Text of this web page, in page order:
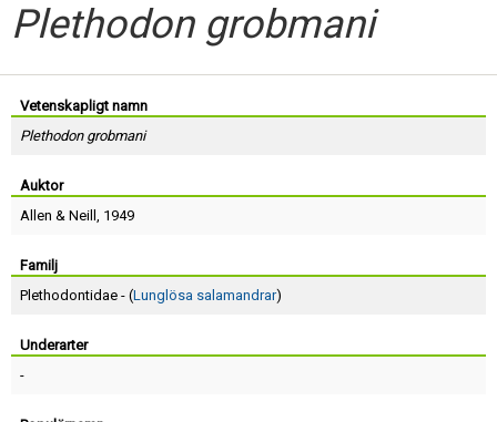
Plethodon grobmani
Vetenskapligt namn
Plethodon grobmani
Auktor
Allen & Neill , 1949
Familj
Plethodontidae - (Lunglösa salamandrar)
Underarter
-
Lösenord:
Terms of Service
Skapa konto